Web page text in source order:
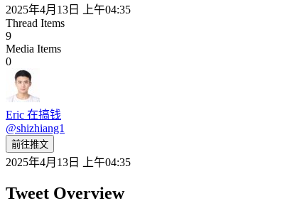
2025年4月13日 上午04:35
Thread Items
9
Media Items
0
Eric 在搞钱
@shizhiang1
前往推文
2025年4月13日 上午04:35
Tweet Overview